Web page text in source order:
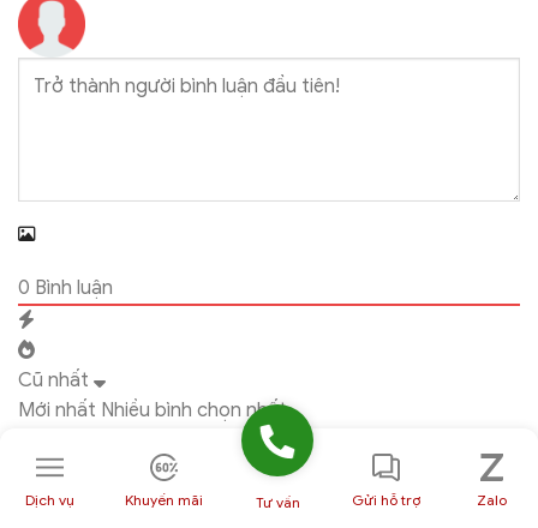
0 Bình luận
Cũ nhất
Mới nhất Nhiều bình chọn nhất
Dịch vụ Khuyến mãi Tư vấn Gửi hỗ trợ Zalo